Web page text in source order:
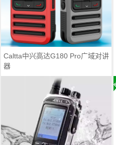
Caltta中兴高达G180 Pro广域对讲
器